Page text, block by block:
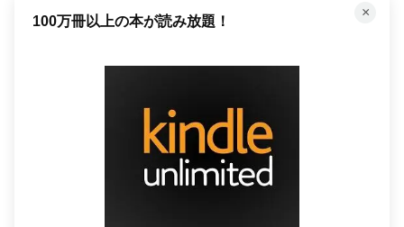
×
「聴く」読書で時間を有効活用